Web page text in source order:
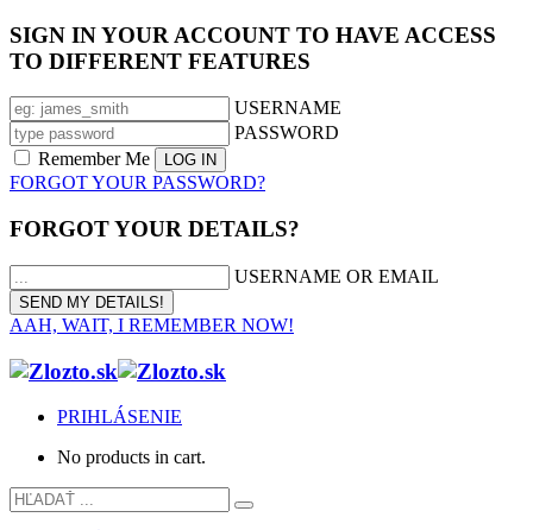
SIGN IN YOUR ACCOUNT TO HAVE ACCESS
TO DIFFERENT FEATURES
USERNAME
PASSWORD
Remember Me
FORGOT YOUR PASSWORD?
FORGOT YOUR DETAILS?
USERNAME OR EMAIL
AAH, WAIT, I REMEMBER NOW!
PRIHLÁSENIE
No products in cart.